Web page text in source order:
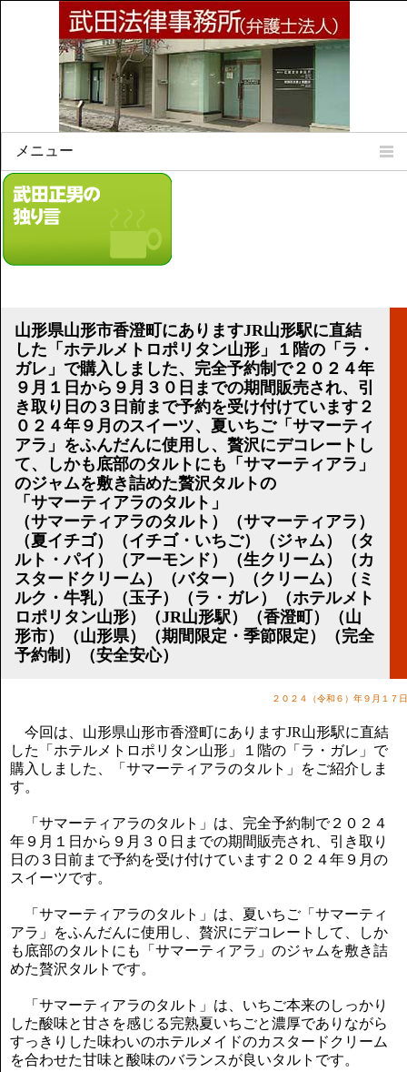
メニュー
Home
所属弁護士
法律相談案内
リンク集
顧問契約について
講演のご案内
気をつけたい法律のポイント
武田正男の独り言
山形県山形市香澄町にありますJR山形駅に直結
した「ホテルメトロポリタン山形」１階の「ラ・
ガレ」で購入しました、完全予約制で２０２４年
９月１日から９月３０日までの期間販売され、引
き取り日の３日前まで予約を受け付けています２
０２４年９月のスイーツ、夏いちご「サマーティ
アラ」をふんだんに使用し、贅沢にデコレートし
て、しかも底部のタルトにも「サマーティアラ」
のジャムを敷き詰めた贅沢タルトの
「サマーティアラのタルト」
（サマーティアラのタルト）（サマーティアラ）
（夏イチゴ）（イチゴ・いちご）（ジャム）（タ
ルト・パイ）（アーモンド）（生クリーム）（カ
スタードクリーム）（バター）（クリーム）（ミ
ルク・牛乳）（玉子）（ラ・ガレ）（ホテルメト
ロポリタン山形）（JR山形駅）（香澄町）（山
形市）（山形県）（期間限定・季節限定）（完全
予約制）（安全安心）
２０２４（令和６）年９月１７日
今回は、山形県山形市香澄町にありますJR山形駅に直結
した「ホテルメトロポリタン山形」１階の「ラ・ガレ」で
購入しました、「サマーティアラのタルト」をご紹介しま
す。
「サマーティアラのタルト」は、完全予約制で２０２４
年９月１日から９月３０日までの期間販売され、引き取り
日の３日前まで予約を受け付けています２０２４年９月の
スイーツです。
「サマーティアラのタルト」は、夏いちご「サマーティ
アラ」をふんだんに使用し、贅沢にデコレートして、しか
も底部のタルトにも「サマーティアラ」のジャムを敷き詰
めた贅沢タルトです。
「サマーティアラのタルト」は、いちご本来のしっかり
した酸味と甘さを感じる完熟夏いちごと濃厚でありながら
すっきりした味わいのホテルメイドのカスタードクリーム
を合わせた甘味と酸味のバランスが良いタルトです。